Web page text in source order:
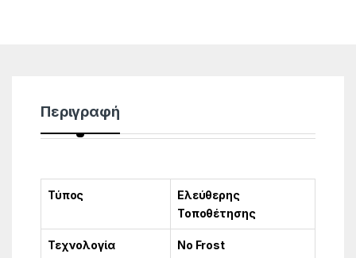
Περιγραφή
Τύπος
Ελεύθερης
Τοποθέτησης
Τεχνολογία No Frost